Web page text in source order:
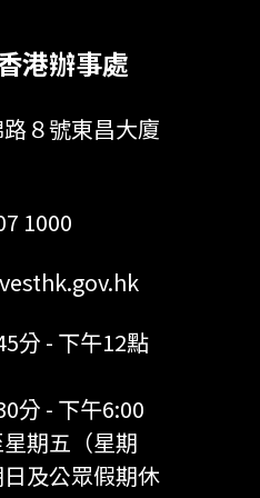
港辦事處
８號東昌大廈
1000
分 - 下午12點
分 - 下午6:00
期五（星期
及公眾假期休